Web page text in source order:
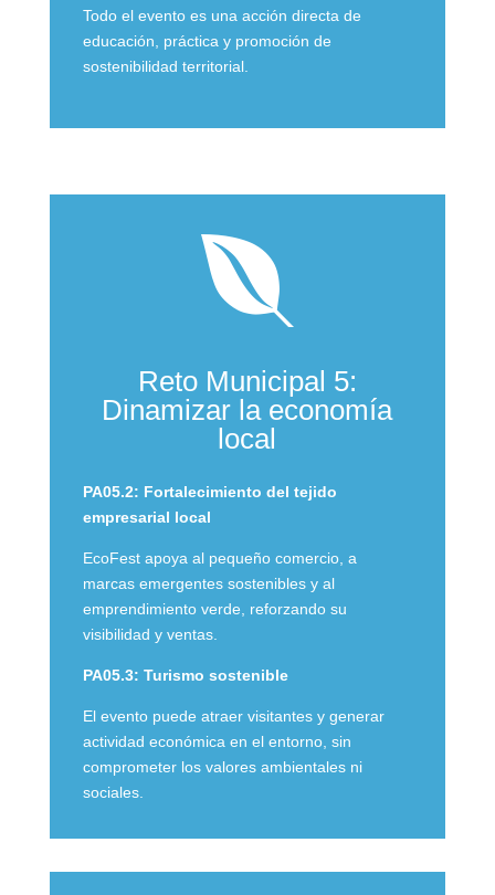
Todo el evento es una acción directa de
educación, práctica y promoción de
sostenibilidad territorial.

Reto Municipal 5:
Dinamizar la economía
local
PA05.2: Fortalecimiento del tejido
empresarial local
EcoFest apoya al pequeño comercio, a
marcas emergentes sostenibles y al
emprendimiento verde, reforzando su
visibilidad y ventas.
PA05.3: Turismo sostenible
El evento puede atraer visitantes y generar
actividad económica en el entorno, sin
comprometer los valores ambientales ni
sociales.